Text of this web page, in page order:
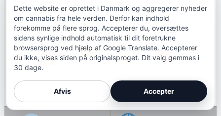
(0) (0) (0) (0)
Dette website er oprettet i Danmark og aggregerer nyheder
om cannabis fra hele verden. Derfor kan indhold
forekomme på flere sprog. Accepterer du, oversættes
sidens synlige indhold automatisk til dit foretrukne
browsersprog ved hjælp af Google Translate. Accepterer
du ikke, vises siden på originalsproget. Dit valg gemmes i
30 dage.
Afvis Accepter